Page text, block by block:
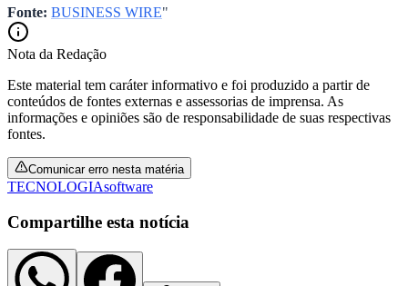
Fonte: BUSINESS WIRE"
Nota da Redação
Este material tem caráter informativo e foi produzido a partir de
conteúdos de fontes externas e assessorias de imprensa. As
informações e opiniões são de responsabilidade de suas respectivas
fontes.
Comunicar erro nesta matéria
TECNOLOGIAsoftware
Compartilhe esta notícia